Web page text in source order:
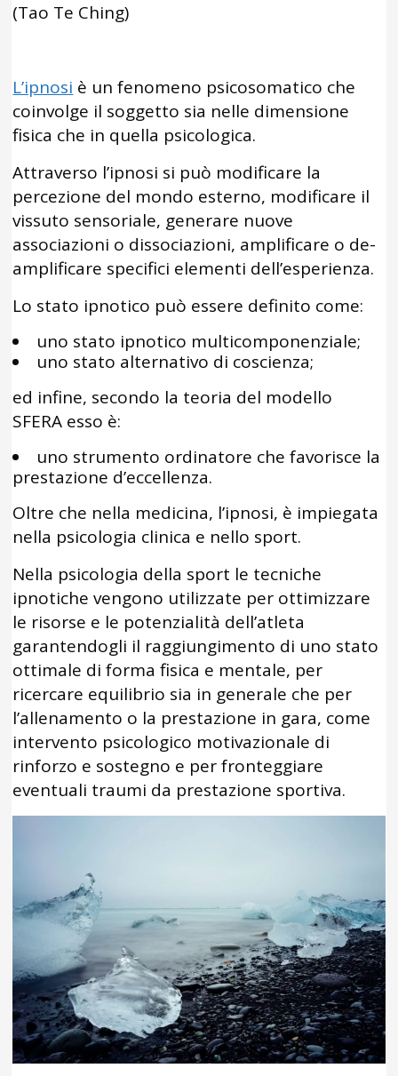
(Tao Te Ching)
L’ipnosi è un fenomeno psicosomatico che
coinvolge il soggetto sia nelle dimensione
fisica che in quella psicologica.
Attraverso l’ipnosi si può modificare la
percezione del mondo esterno, modificare il
vissuto sensoriale, generare nuove
associazioni o dissociazioni, amplificare o de-
amplificare specifici elementi dell’esperienza.
Lo stato ipnotico può essere definito come:
uno stato ipnotico multicomponenziale;
uno stato alternativo di coscienza;
ed infine, secondo la teoria del modello
SFERA esso è:
uno strumento ordinatore che favorisce la
prestazione d’eccellenza.
Oltre che nella medicina, l’ipnosi, è impiegata
nella psicologia clinica e nello sport.
Nella psicologia della sport le tecniche
ipnotiche vengono utilizzate per ottimizzare
le risorse e le potenzialità dell’atleta
garantendogli il raggiungimento di uno stato
ottimale di forma fisica e mentale, per
ricercare equilibrio sia in generale che per
l’allenamento o la prestazione in gara, come
intervento psicologico motivazionale di
rinforzo e sostegno e per fronteggiare
eventuali traumi da prestazione sportiva.